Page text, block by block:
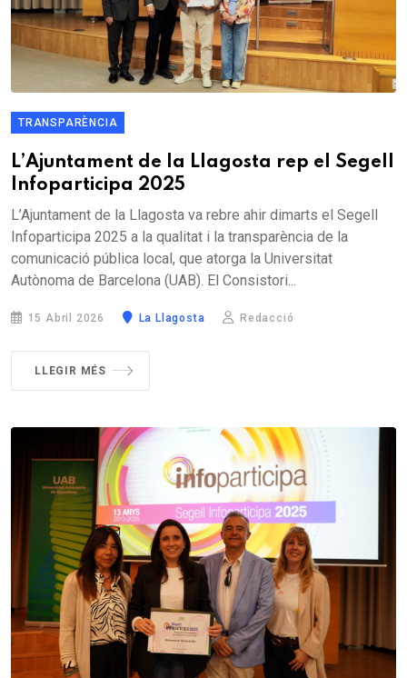
TRANSPARÈNCIA
L’Ajuntament de la Llagosta rep el Segell
Infoparticipa 2025
L’Ajuntament de la Llagosta va rebre ahir dimarts el Segell
Infoparticipa 2025 a la qualitat i la transparència de la
comunicació pública local, que atorga la Universitat
Autònoma de Barcelona (UAB). El Consistori...
15 Abril 2026 La Llagosta Redacció
LLEGIR MÉS